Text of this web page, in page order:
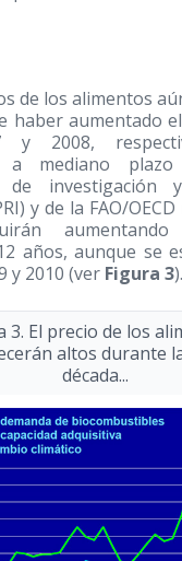
de los alimentos
haber aumentado el
2008,
a mediano
de investigación
y de la FAO/
años, aunque se
y 2010 (ver Figura 3).
3. El precio de los
altos durante
década...